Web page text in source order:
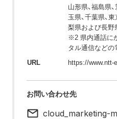
山形県、福島県
玉県、千葉県、
梨県および長野
※2 県内通話に
タル通信などの
URL
https://www.ntt-
お問い合わせ先
cloud_marketing-